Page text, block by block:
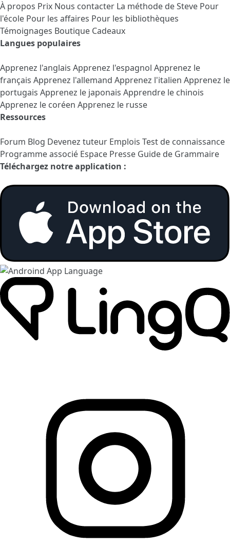
À propos Prix Nous contacter La méthode de Steve Pour
l'école Pour les affaires Pour les bibliothèques
Témoignages Boutique Cadeaux
Langues populaires
Apprenez l'anglais Apprenez l'espagnol Apprenez le
français Apprenez l'allemand Apprenez l'italien Apprenez le
portugais Apprenez le japonais Apprendre le chinois
Apprenez le coréen Apprenez le russe
Ressources
Forum Blog Devenez tuteur Emplois Test de connaissance
Programme associé Espace Presse Guide de Grammaire
Téléchargez notre application :